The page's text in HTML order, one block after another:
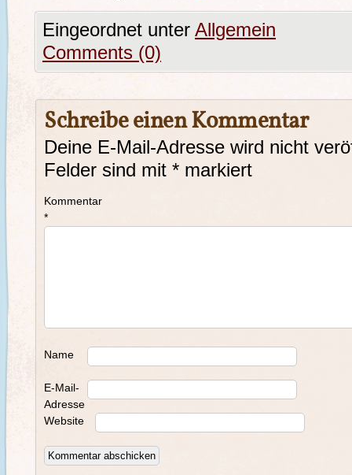
Eingeordnet unter Allgemein
Comments (0)
Schreibe einen Kommentar
Deine E-Mail-Adresse wird nicht
Felder sind mit * markiert
Kommentar
*
Name
E-Mail-
Adresse
Website